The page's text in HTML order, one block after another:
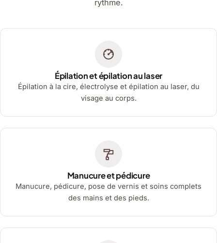
rythme.
Épilation et épilation au laser
Épilation à la cire, électrolyse et épilation au laser, du
visage au corps.
Manucure et pédicure
Manucure, pédicure, pose de vernis et soins complets
des mains et des pieds.